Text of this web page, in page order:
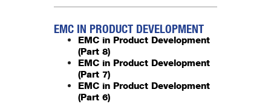
EMC IN PRODUCT DEVELOPMENT
EMC in Product Development
(Part 8)
EMC in Product Development
(Part 7)
EMC in Product Development
(Part 6)